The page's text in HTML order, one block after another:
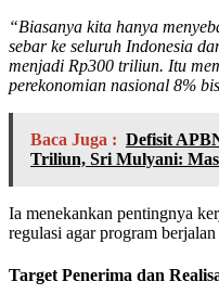
“Biasanya kita hanya
sebar ke seluruh Indonesia
menjadi Rp300 triliun. Itu
perekonomian nasional 8%
Baca Juga : Defisit
Triliun, Sri Mulyani:
Ia menekankan pentingnya
regulasi agar program
Target Penerima dan